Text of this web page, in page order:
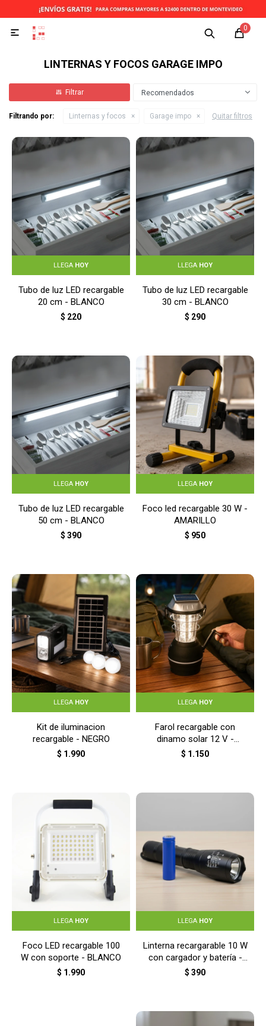
0

LINTERNAS Y FOCOS GARAGE IMPO
Recomendados
Filtrando por: Linternas y focos Garage impo Quitar filtros
LLEGA HOY
Tubo de luz LED recargable
20 cm - BLANCO
$ 220
LLEGA HOY
Tubo de luz LED recargable
30 cm - BLANCO
$ 290
LLEGA HOY
Tubo de luz LED recargable
50 cm - BLANCO
$ 390
LLEGA HOY
Foco led recargable 30 W -
AMARILLO
$ 950
LLEGA HOY
Kit de iluminacion
recargable - NEGRO
$ 1.990
LLEGA HOY
Farol recargable con
dinamo solar 12 V -
NEGRO
$ 1.150
LLEGA HOY
Foco LED recargable 100
W con soporte - BLANCO
$ 1.990
LLEGA HOY
Linterna recargarable 10 W
con cargador y batería -
NEGRO
$ 390